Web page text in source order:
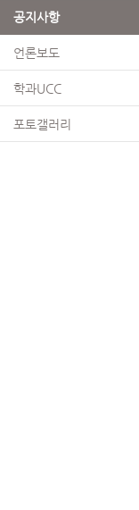
공지사항
언론보도
학과UCC
포토갤러리